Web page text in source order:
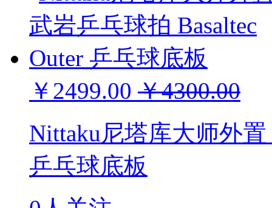
￥2499.00 ￥4300.00
Nittaku尼塔库大师外置
乒乓球底板